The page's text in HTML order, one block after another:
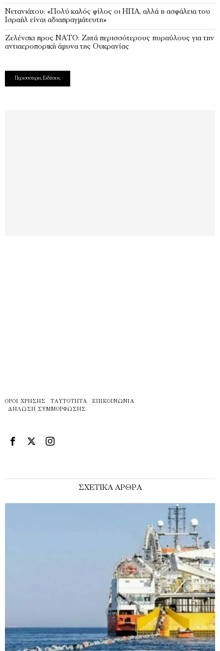
Νετανιάχου: «Πολύ καλός φίλος οι ΗΠΑ, αλλά η ασφάλεια του
Ισραήλ είναι αδιαπραγμάτευτη»
Ζελένσκι προς ΝΑΤΟ: Ζητά περισσότερους πυραύλους για την
αντιαεροπορική άμυνα της Ουκρανίας
Περισσότερες Ειδήσεις
ΌΡΟΙ ΧΡΉΣΗΣ ΤΑΥΤΌΤΗΤΑ
ΕΠΙΚΟΙΝΩΝΊΑ
ΔΉΛΩΣΗ ΣΥΜΜΌΡΦΩΣΗΣ
ΣΧΕΤΙΚΑ ΑΡΘΡΑ